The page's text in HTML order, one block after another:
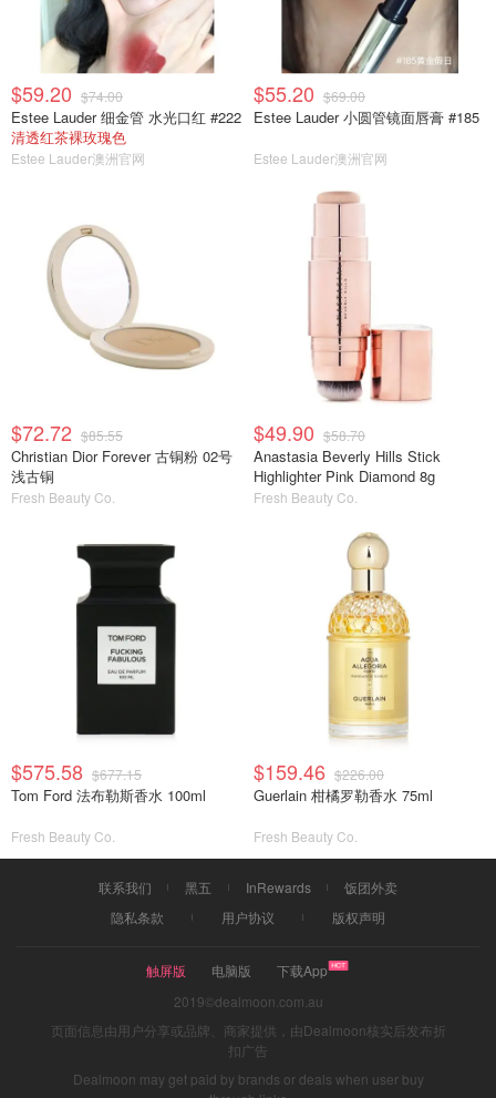
$59.20 $74.00
Estee Lauder 细金管 水光口红 #222
清透红茶裸玫瑰色
Estee Lauder澳洲官网
$55.20 $69.00
Estee Lauder 小圆管镜面唇膏 #185
Estee Lauder澳洲官网
$72.72 $85.55
Christian Dior Forever 古铜粉 02号
浅古铜
Fresh Beauty Co.
$49.90 $58.70
Anastasia Beverly Hills Stick
Highlighter Pink Diamond 8g
Fresh Beauty Co.
$575.58 $677.15
Tom Ford 法布勒斯香水 100ml
Fresh Beauty Co.
$159.46 $226.00
Guerlain 柑橘罗勒香水 75ml
Fresh Beauty Co.
联系我们 黑五 InRewards
饭团外卖
隐私条款
用户协议 版权声明
触屏版 电脑版
下载App
2019©dealmoon.com.au
页面信息由用户分享或品牌、商家提供，由Dealmoon核实后发布折
扣广告
Dealmoon may get paid by brands or deals when user buy